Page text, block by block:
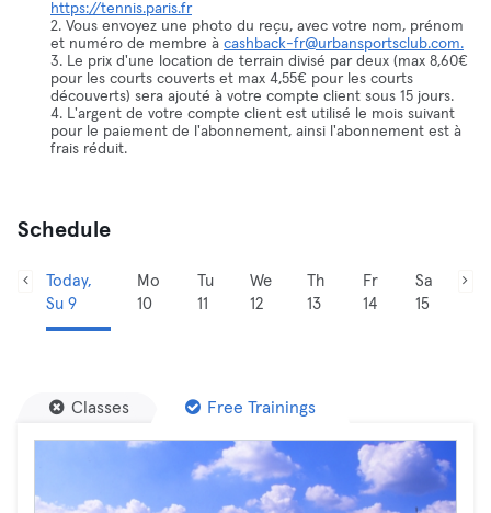
https://tennis.paris.fr
2. Vous envoyez une photo du reçu, avec votre nom, prénom
et numéro de membre à cashback-fr@urbansportsclub.com.
3. Le prix d'une location de terrain divisé par deux (max 8,60€
pour les courts couverts et max 4,55€ pour les courts
découverts) sera ajouté à votre compte client sous 15 jours.
4. L'argent de votre compte client est utilisé le mois suivant
pour le paiement de l'abonnement, ainsi l'abonnement est à
frais réduit.
Schedule
Today,
Su 9
Mo
10
Tu
11
We
12
Th
13
Fr
14
Sa
15
Classes Free Trainings